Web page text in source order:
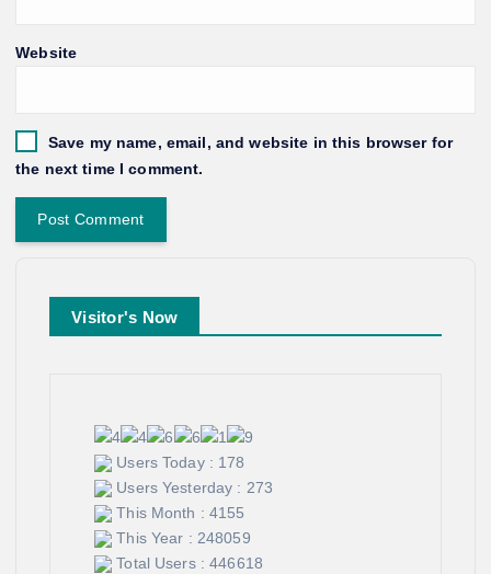
Website
Save my name, email, and website in this browser for
the next time I comment.
Visitor's Now
Users Today : 178
Users Yesterday : 273
This Month : 4155
This Year : 248059
Total Users : 446618